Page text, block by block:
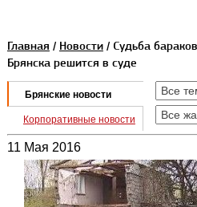
Главная / Новости/ Судьба
Брянска решится в суде
Брянские новости
Корпоративные новости
11 Мая 2016